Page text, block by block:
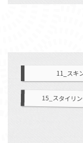
11_スキ
15_スタイリ